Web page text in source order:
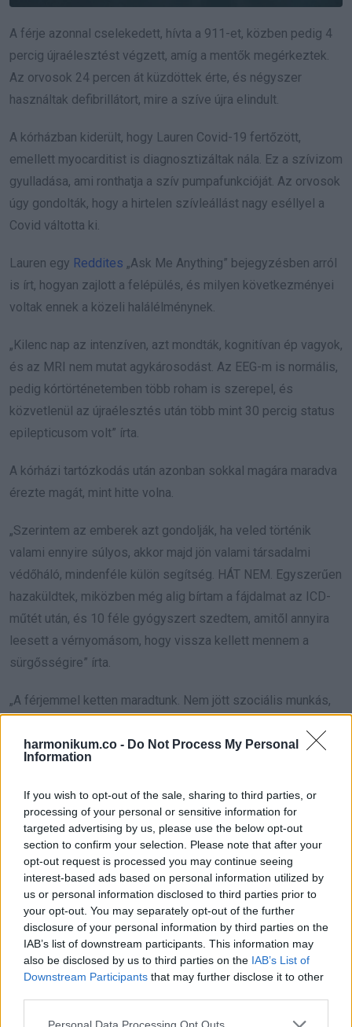
harmonikum.co - Do Not Process My Personal
Information
If you wish to opt-out of the sale, sharing to third parties, or
processing of your personal or sensitive information for
targeted advertising by us, please use the below opt-out
section to confirm your selection. Please note that after your
opt-out request is processed you may continue seeing
interest-based ads based on personal information utilized by
us or personal information disclosed to third parties prior to
your opt-out. You may separately opt-out of the further
disclosure of your personal information by third parties on the
IAB’s list of downstream participants. This information may
also be disclosed by us to third parties on the IAB’s List of
Downstream Participants that may further disclose it to other
Please note that this website/app uses one or more Google
Personal Data Processing Opt Outs
A férje azonnal cselekedett, hívta a 911-et, közben pedig 4
percig újraélesztést végzett, amíg a mentők megérkeztek.
Az orvosok 24 percen át küzdöttek érte, és négyszer
használtak defibrillátort, mire a szíve újra elindult.
A kórházban kiderült, hogy Lauren Covid-19 fertőzött,
emellett myocarditist is diagnosztizáltak nála. Ez a szívizom
gyulladása, ami ronthatja a szív pumpafunkcióját. Az orvosok
úgy gondolták, hogy a hirtelen szívleállást nagy eséllyel a
Covid váltotta ki.
Lauren egy Reddites „Ask Me Anything” bejegyzésben arról
is írt, hogyan zajlott a felépülés, és milyen következményei
voltak ennek a közeli halálélménynek.
„Kilenc nap az intenzíven, azt mondták, kognitívan ép vagyok,
és az MRI nem mutat agykárosodást. Az EEG-m is normális,
pedig kórtörténetemben több roham is szerepel, és
közvetlenül az újraélesztés után több mint 30 percig status
epilepticusom volt” írta.
A kórházi tartózkodás után azonban sokkal magára maradva
érezte magát, mint hitte volna.
„Szerintem az emberek azt gondolják, ha veled történik
valami ennyire súlyos, akkor majd jön valami társadalmi
védőháló, mindenféle külön segítség. HÁT NEM. Egyszerűen
hazaküldtek, miközben még alig bírtam a fájdalmat az ICD-
műtét után, és 10 féle gyógyszert szedtem, amitől annyira
leesett a vérnyomásom, hogy vissza kellett mennem a
sürgősségire” írta.
„A férjemmel ketten maradtunk. Nem jött szociális munkás,
Egyesült Államokban szívleállás után ezt nagyon nehéz
megkapni. Annyira bonyolult, hogy bele sem kezdtem, pedig
most nem tudok dolgozni. Az orvosoknak alkalmanként 10
percük van rád, úgyhogy a kérdéseim nagy részére
magamnak kerestem választ, más túlélőktől kértem
segítséget. Velük sem könnyű kapcsolatba lépni, mert nem
vagyunk túl sokan.”
Úgy érzi, az élete teljesen kettétört.
„Olyan, mintha az első életem februárban véget ért volna, és
egy másikba ébredtem volna bele. Az emberek azt hiszik,
hogy jobban vagyok, mert már tudok járni, sőt túrázni is,
lassan ugyan, de megy. Nem feltétlen tudják, hogy van egy